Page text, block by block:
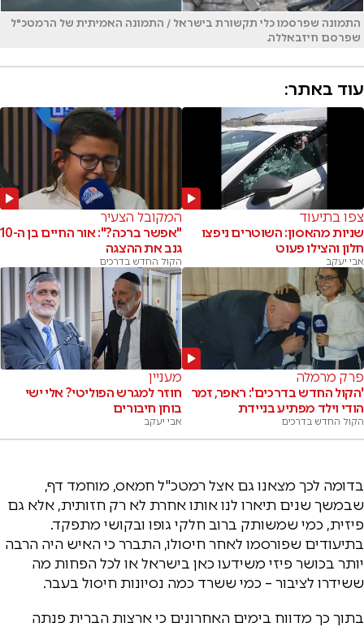
התמונה שפרסמו כלי תקשורת בישראל / התמונה האמיתית של הרמטכ"ל
שפרסם חיזבאללה.
עוד באתר:
צפו בתיעוד
שניות מהאסון: השוטרים ניפצו
חלון והצילו פעוט
אבי יעקב
המקובל הצעיר
"אפשר ברכה?": אור החיים בן ה-10
גנב את ההצגה
הקול החדש בדרכים
פרק מרמלה
'הקול החדש בדרכים': ראפר, זמר
הודי וילד מפתיע בניידת
הקול החדש בדרכים
מעניין
חוזר למגרש הפוליטי? אלי ישי
בוחן חיבורים
אבי יעקב
בדומה לכך מצאנו גם אצל רמטכ"ל חמאס, מוחמד דף,
שבמשך שנים תיארו לנו אותו אחרת לא רק חזותית, אלא גם
פיזית, כמי שמשותק ברוב חלקי גופו ובקושי מתפקד.
בתיעודים שפורסמו לאחר חיסולו, התברר כי האיש היה הרבה
יותר בכושר פיזי משידעו כאן בישראל או לכל הפחות מה
ששידרו לציבור – כמי ששרד כמה נסיונות חיסול בעבר.
בתוך כך מדווח בימים האחרונים כי ארצות הברית פנתה